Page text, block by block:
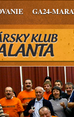
GA24-